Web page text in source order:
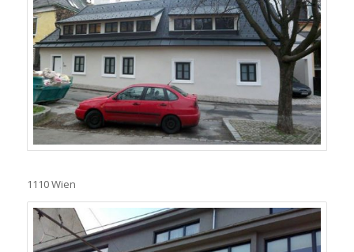
1110 Wien